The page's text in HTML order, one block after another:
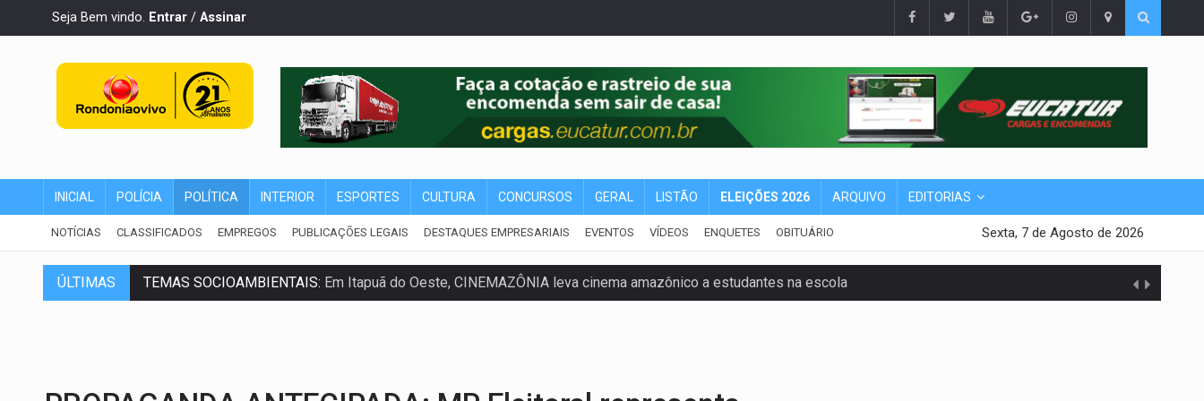
Seja Bem vindo. Entrar / Assinar
INICIAL POLÍCIA POLÍTICA INTERIOR ESPORTES CULTURA CONCURSOS GERAL LISTÃO ELEIÇÕES 2026 ARQUIVO EDITORIAS
NOTÍCIAS CLASSIFICADOS EMPREGOS PUBLICAÇÕES LEGAIS DESTAQUES EMPRESARIAIS EVENTOS VÍDEOS ENQUETES OBITUÁRIO Sexta, 7 de Agosto de 2026
ÚLTIMAS
Interior de Rondônia terá sábado (8) de calor intenso e tempo firme